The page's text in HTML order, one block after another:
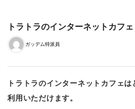
トラトラのインターネットカフェ
ガッデム特派員
トラトラのインターネットカフェ
利用いただけます。